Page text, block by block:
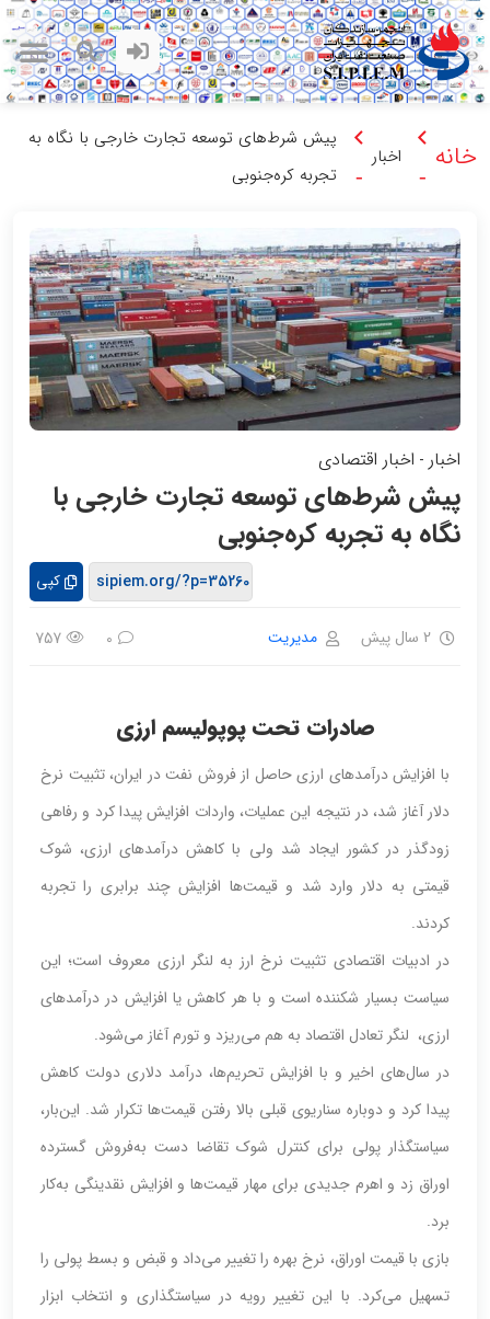
خانه -
اخبار
-
پیش‌ شرط‌های توسعه‌ تجارت خارجی با نگاه به
تجربه کره‌جنوبی
اخبار - اخبار اقتصادی
پیش‌ شرط‌های توسعه‌ تجارت خارجی با
نگاه به تجربه کره‌جنوبی
کپی
2 سال پیش مدیریت 0
757
صادرات تحت‌ پوپولیسم ارزی
با افزایش درآمدهای ارزی حاصل از فروش نفت در ایران، تثبیت نرخ
دلار آغاز شد، در نتیجه این عملیات، واردات افزایش پیدا کرد و رفاهی
زودگذر در کشور ایجاد شد ولی با کاهش درآمدهای ارزی، شوک
قیمتی به دلار وارد شد و قیمت‌ها افزایش چند برابری را تجربه
کردند.
در ادبیات اقتصادی تثبیت نرخ ارز به لنگر ارزی معروف است؛ این
سیاست بسیار شکننده است و با هر کاهش یا افزایش در درآمدهای
ارزی، ‏‏‏‏‏‌ لنگر تعادل اقتصاد به هم می‌ریزد و تورم آغاز می‌شود.
در سال‌های اخیر و با افزایش تحریم‌ها، درآمد دلاری دولت کاهش
پیدا کرد و دوباره سناریوی قبلی بالا رفتن قیمت‌ها تکرار شد. این‌بار،
سیاستگذار پولی برای کنترل شوک تقاضا دست به‌فروش گسترده
اوراق زد و اهرم جدیدی برای مهار قیمت‌ها و افزایش نقدینگی به‌کار
برد.
بازی با قیمت اوراق‌‌‌‌‌‌، نرخ بهره را تغییر می‌داد و قبض و بسط پولی را
تسهیل می‌کرد. با این تغییر رویه در سیاستگذاری و انتخاب ابزار